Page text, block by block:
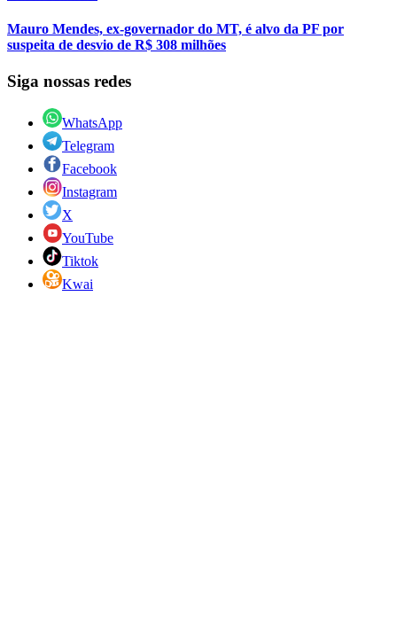
Mauro Mendes, ex-governador do MT, é alvo da PF por
suspeita de desvio de R$ 308 milhões
Siga nossas redes
WhatsApp
Telegram
Facebook
Instagram
X
YouTube
Tiktok
Kwai